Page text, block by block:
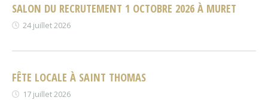
SALON DU RECRUTEMENT 1 OCTOBRE 2026 À MURET
24 juillet 2026
FÊTE LOCALE À SAINT THOMAS
17 juillet 2026